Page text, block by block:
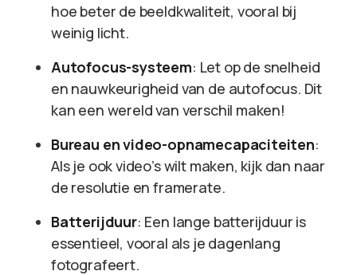
hoe beter de beeldkwaliteit, vooral bij
weinig licht.
Autofocus-systeem: Let op de snelheid
en nauwkeurigheid van de autofocus. Dit
kan een wereld van verschil maken!
Bureau en video-opnamecapaciteiten:
Als je ook video’s wilt maken, kijk dan naar
de resolutie en framerate.
Batterijduur: Een lange batterijduur is
essentieel, vooral als je dagenlang
fotografeert.